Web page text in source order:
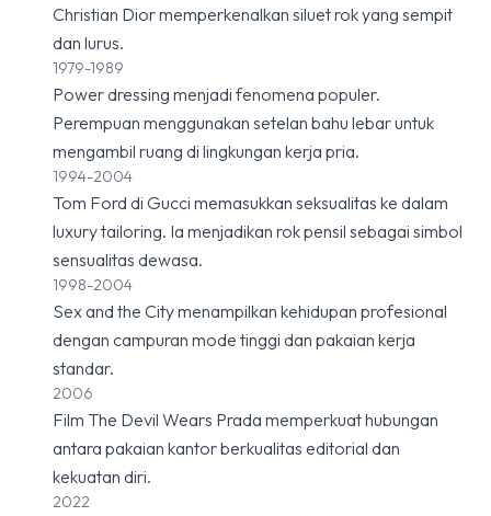
Christian Dior memperkenalkan siluet rok yang sempit
dan lurus.
1979-1989
Power dressing menjadi fenomena populer.
Perempuan menggunakan setelan bahu lebar untuk
mengambil ruang di lingkungan kerja pria.
1994-2004
Tom Ford di Gucci memasukkan seksualitas ke dalam
luxury tailoring. Ia menjadikan rok pensil sebagai simbol
sensualitas dewasa.
1998-2004
Sex and the City menampilkan kehidupan profesional
dengan campuran mode tinggi dan pakaian kerja
standar.
2006
Film The Devil Wears Prada memperkuat hubungan
antara pakaian kantor berkualitas editorial dan
kekuatan diri.
2022